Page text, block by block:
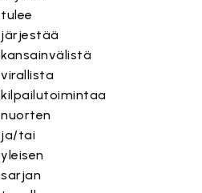
tulee
järjestää
kansainvälistä
virallista
kilpailutoimintaa
nuorten
ja/tai
yleisen
sarjan